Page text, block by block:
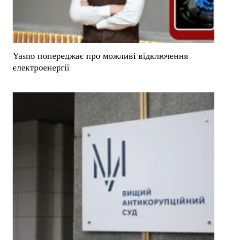
Yasno попереджає про можливі відключення
електроенергії